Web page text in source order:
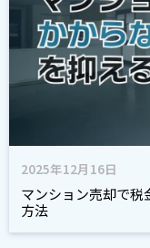
2025年12月16日
マンション売却で税
方法